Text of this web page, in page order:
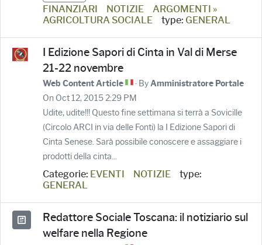
FINANZIARI
NOTIZIE
ARGOMENTI »
AGRICOLTURA SOCIALE
type: GENERAL
I Edizione Sapori di Cinta in Val di Merse
21-22 novembre
Web Content Article · ByAmministratore Portale
On Oct 12, 2015 2:29 PM
Udite, udite!!! Questo fine settimana si terrà a Sovicille
(Circolo ARCI in via delle Fonti) la I Edizione Sapori di
Cinta Senese. Sarà possibile conoscere e assaggiare i
prodotti della cinta...
Categorie: EVENTI NOTIZIE
type:
GENERAL
Redattore Sociale Toscana: il notiziario sul
welfare nella Regione